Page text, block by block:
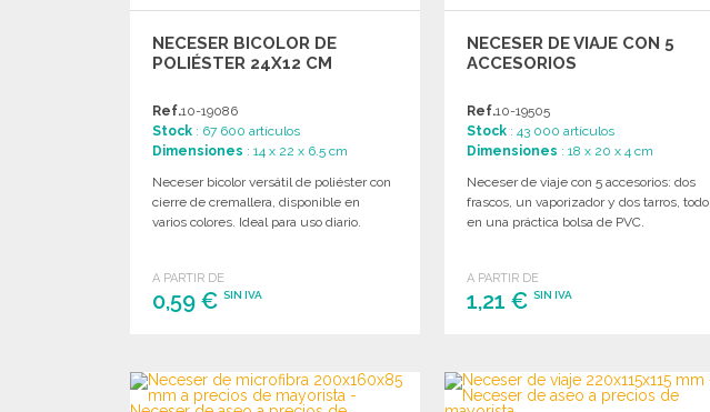
NECESER BICOLOR DE
POLIÉSTER 24X12 CM
Ref.10-19086
Stock : 67 600 artículos
Dimensiones : 14 x 22 x 6.5 cm
Neceser bicolor versátil de poliéster con
cierre de cremallera, disponible en
varios colores. Ideal para uso diario.
A PARTIR DE
0,59 € SIN IVA
Solicitar un presupuesto
NECESER DE VIAJE CON 5
ACCESORIOS
Ref.10-19505
Stock : 43 000 artículos
Dimensiones : 18 x 20 x 4 cm
Neceser de viaje con 5 accesorios: dos
frascos, un vaporizador y dos tarros, todo
en una práctica bolsa de PVC.
A PARTIR DE
1,21 €SIN IVA
Solicitar un presupuesto